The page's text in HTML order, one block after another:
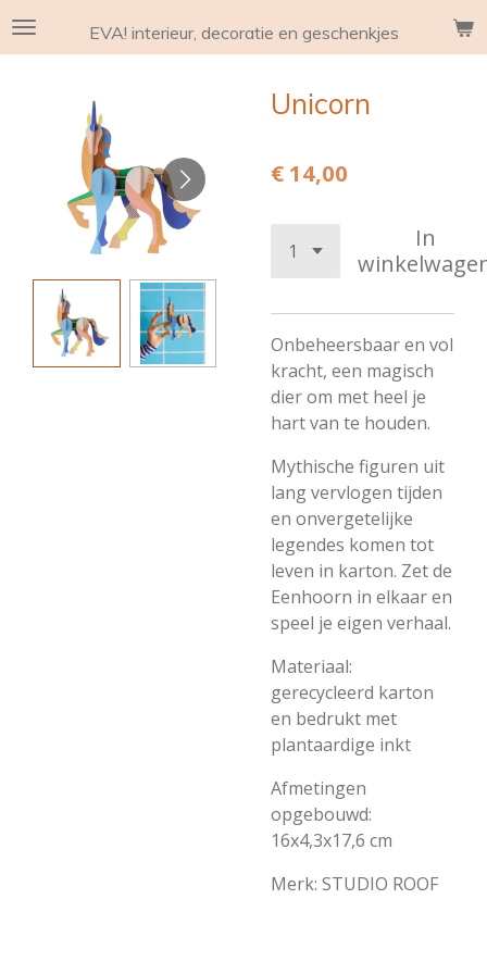
Ga
hoofdinhoud
EVA! interieur, decoratie en geschenkjes
Unicorn
€ 14,00
In
Onbeheersbaar en vol
kracht, een magisch
dier om met heel je
hart van te houden.
Mythische figuren uit
lang vervlogen tijden
en onvergetelijke
legendes komen tot
leven in karton. Zet de
Eenhoorn in elkaar en
speel je eigen verhaal.
Materiaal:
gerecycleerd karton
en bedrukt met
plantaardige inkt
Afmetingen
opgebouwd:
16x4,3x17,6 cm
Merk: STUDIO ROOF